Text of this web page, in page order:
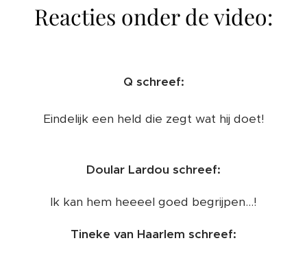
Reacties onder de video:
Q schreef:
Eindelijk een held die zegt wat hij doet!
Doular Lardou schreef:
Ik kan hem heeeel goed begrijpen...!
Tineke van Haarlem schreef: